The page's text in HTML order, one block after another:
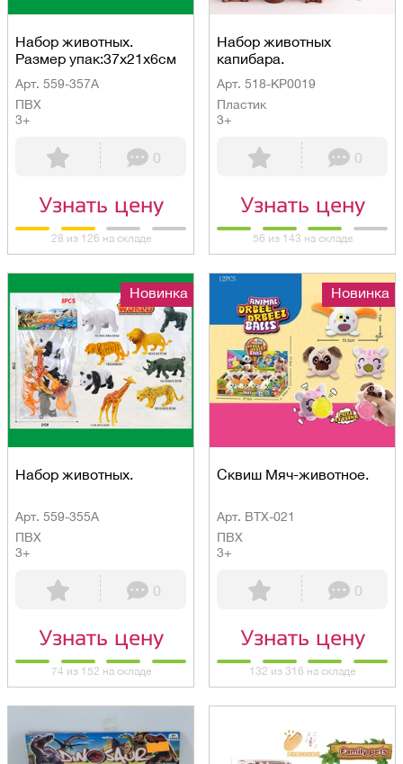
Набор животных.
Размер упак:37х21х6см
Арт. 559-357A
ПВХ
3+
0
Узнать цену
28 из 126 на складе
Набор животных
капибара.
Арт. 518-KP0019
Пластик
3+
0
Узнать цену
56 из 143 на складе
Новинка
Набор животных.
Арт. 559-355A
ПВХ
3+
0
Узнать цену
74 из 152 на складе
Новинка
Сквиш Мяч-животное.
Арт. BTX-021
ПВХ
3+
0
Узнать цену
132 из 316 на складе